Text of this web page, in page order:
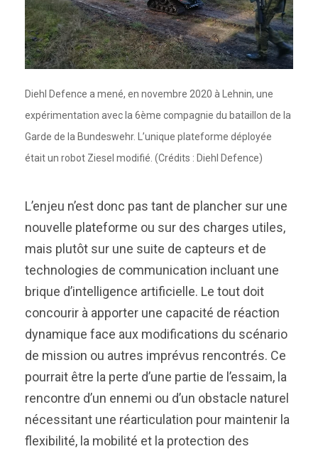
Diehl Defence a mené, en novembre 2020 à Lehnin, une
expérimentation avec la 6ème compagnie du bataillon de la
Garde de la Bundeswehr. L’unique plateforme déployée
était un robot Ziesel modifié. (Crédits : Diehl Defence)
L’enjeu n’est donc pas tant de plancher sur une
nouvelle plateforme ou sur des charges utiles,
mais plutôt sur une suite de capteurs et de
technologies de communication incluant une
brique d’intelligence artificielle. Le tout doit
concourir à apporter une capacité de réaction
dynamique face aux modifications du scénario
de mission ou autres imprévus rencontrés. Ce
pourrait être la perte d’une partie de l’essaim, la
rencontre d’un ennemi ou d’un obstacle naturel
nécessitant une réarticulation pour maintenir la
flexibilité, la mobilité et la protection des